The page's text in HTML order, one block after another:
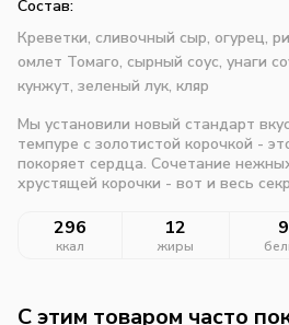
Состав:
Креветки, сливочный сыр, огурец,
омлет Томаго, сырный соус, унаги
кунжут, зеленый лук, кляр
Мы установили новый стандарт
темпуре с золотистой корочкой -
покоряет сердца. Сочетание
хрустящей корочки - вот и весь
296
ккал
12
жиры
9
C этим товаром часто